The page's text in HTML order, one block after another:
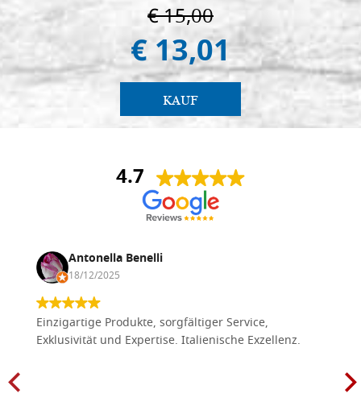
€ 15,00
€ 13,01
KAUF
4.7
Antonella Benelli
18/12/2025
Einzigartige Produkte, sorgfältiger Service,
Exklusivität und Expertise. Italienische Exzellenz.